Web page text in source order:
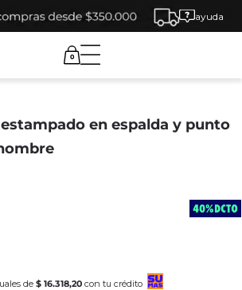
ayuda
0
en espalda y punto
de $ 16.318,20 con tu crédito